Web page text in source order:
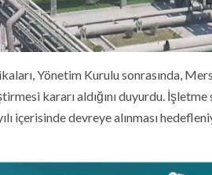
Yönetim Kurulu sonrasında,
kararı aldığını duyurdu.
içerisinde devreye alınması